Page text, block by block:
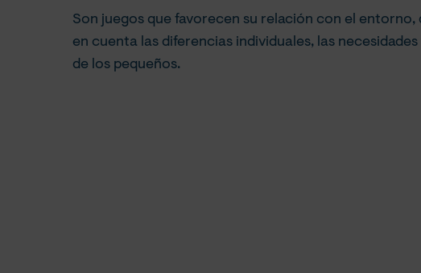
Son juegos que favorecen su relación con el entorno,
en cuenta las diferencias individuales, las
de los pequeños.